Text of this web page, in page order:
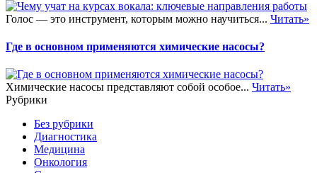
Голос — это инструмент, которым можно научиться... Читать»
Где в основном применяются химические насосы?
Химические насосы представляют собой особое... Читать»
Рубрики
Без рубрики
Диагностика
Медицина
Онкология